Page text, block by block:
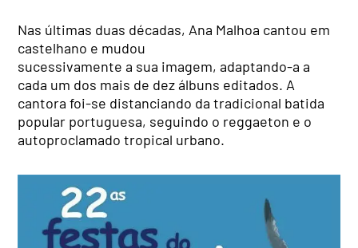
Nas últimas duas décadas, Ana Malhoa cantou em
castelhano e mudou
sucessivamente a sua imagem, adaptando-a a
cada um dos mais de dez álbuns editados. A
cantora foi-se distanciando da tradicional batida
popular portuguesa, seguindo o reggaeton e o
autoproclamado tropical urbano.